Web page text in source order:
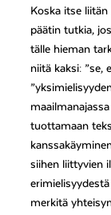
Koska itse
päätin tutkia,
tälle hieman
niitä kaksi: ”se,
tuottamaan
siihen liittyvien
merkitä